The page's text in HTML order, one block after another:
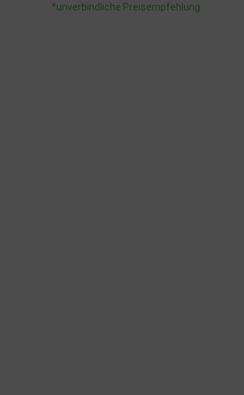
*unverbindliche Preisempfehlung